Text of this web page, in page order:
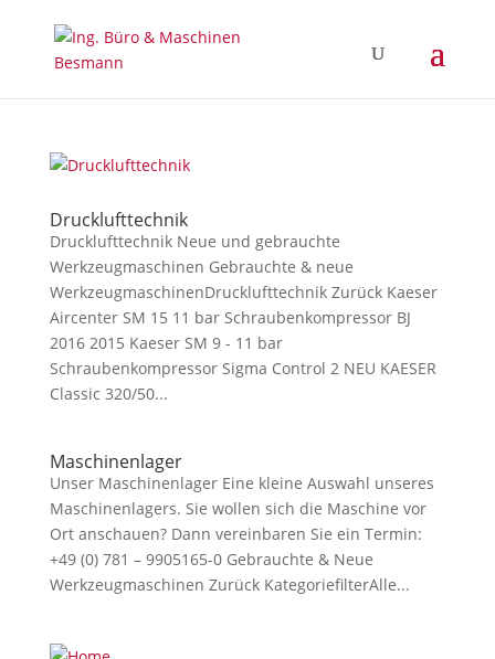
Drucklufttechnik
Drucklufttechnik Neue und gebrauchte
Werkzeugmaschinen Gebrauchte & neue
WerkzeugmaschinenDrucklufttechnik Zurück Kaeser
Aircenter SM 15 11 bar Schraubenkompressor BJ
2016 2015 Kaeser SM 9 - 11 bar
Schraubenkompressor Sigma Control 2 NEU KAESER
Classic 320/50...
Maschinenlager
Unser Maschinenlager Eine kleine Auswahl unseres
Maschinenlagers. Sie wollen sich die Maschine vor
Ort anschauen? Dann vereinbaren Sie ein Termin:
+49 (0) 781 – 9905165-0 Gebrauchte & Neue
Werkzeugmaschinen Zurück KategoriefilterAlle...